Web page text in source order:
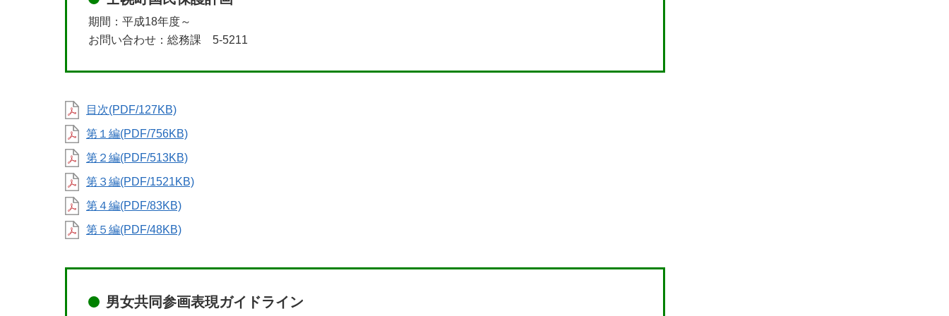
期間：平成18年度～
お問い合わせ：総務課 5-5211
目次(PDF/127KB)
第１編(PDF/756KB)
第２編(PDF/513KB)
第３編(PDF/1521KB)
第４編(PDF/83KB)
第５編(PDF/48KB)
男女共同参画表現ガイドライン